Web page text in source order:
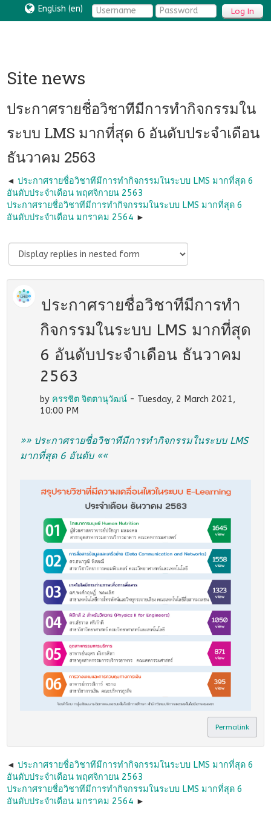
Log In
English ‎(en)‎
Site news
ประกาศรายชื่อวิชาทีมีการทำกิจกรรมใน
ระบบ LMS มากที่สุด 6 อันดับประจำเดือน
ธันวาคม 2563
ประกาศรายชื่อวิชาทีมีการทำกิจกรรมในระบบ LMS มากที่สุด 6
อันดับประจำเดือน พฤศจิกายน 2563
ประกาศรายชื่อวิชาทีมีการทำกิจกรรมในระบบ LMS มากที่สุด 6
อันดับประจำเดือน มกราคม 2564
ประกาศรายชื่อวิชาทีมีการทำ
กิจกรรมในระบบ LMS มากที่สุด
6 อันดับประจำเดือน ธันวาคม
2563
by ครรชิต จิตตานุวัฒน์ - Tuesday, 2 March 2021,
10:00 PM
»» ประกาศรายชื่อวิชาทีมีการทำกิจกรรมในระบบ LMS
มากที่สุด 6 อันดับ ««
Permalink
ประกาศรายชื่อวิชาทีมีการทำกิจกรรมในระบบ LMS มากที่สุด 6
อันดับประจำเดือน พฤศจิกายน 2563
ประกาศรายชื่อวิชาทีมีการทำกิจกรรมในระบบ LMS มากที่สุด 6
อันดับประจำเดือน มกราคม 2564